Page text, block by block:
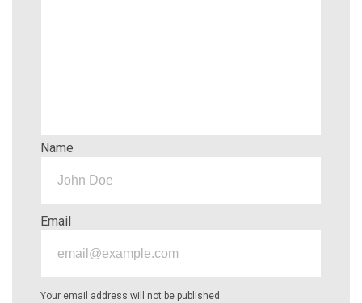
Name
Email
Your email address will not be published.